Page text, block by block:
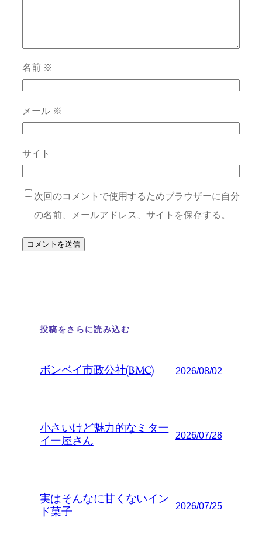
名前 ※
メール ※
サイト
次回のコメントで使用するためブラウザーに自分
の名前、メールアドレス、サイトを保存する。
投稿をさらに読み込む
ボンベイ市政公社(BMC) 2026/08/02
小さいけど魅力的なミター
イー屋さん
2026/07/28
実はそんなに甘くないイン
ド菓子
2026/07/25